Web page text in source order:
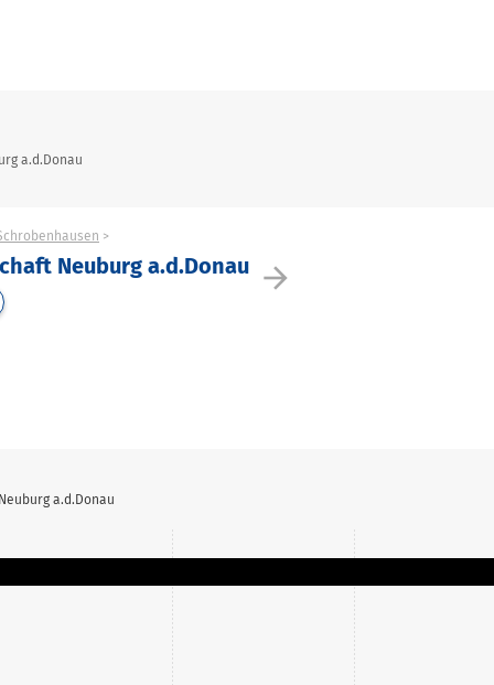
a.d.Donau
arrow_forward
Neuburg a.d.Donau
a.d.Donau